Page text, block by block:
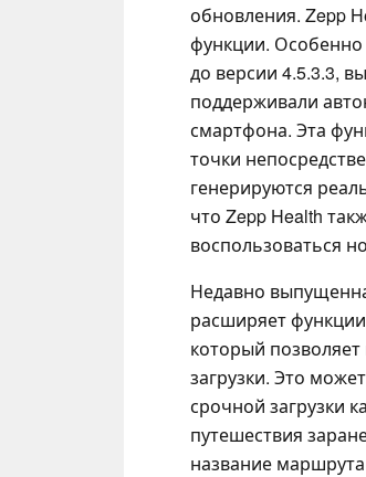
обновления. Zepp
функции.
до версии 4.5.3.3,
поддерживали
смартфона. Эта
точки
генерируются
что Zepp Health
воспользоваться
Недавно
расширяет
который
загрузки. Это
срочной загрузки
путешествия
название